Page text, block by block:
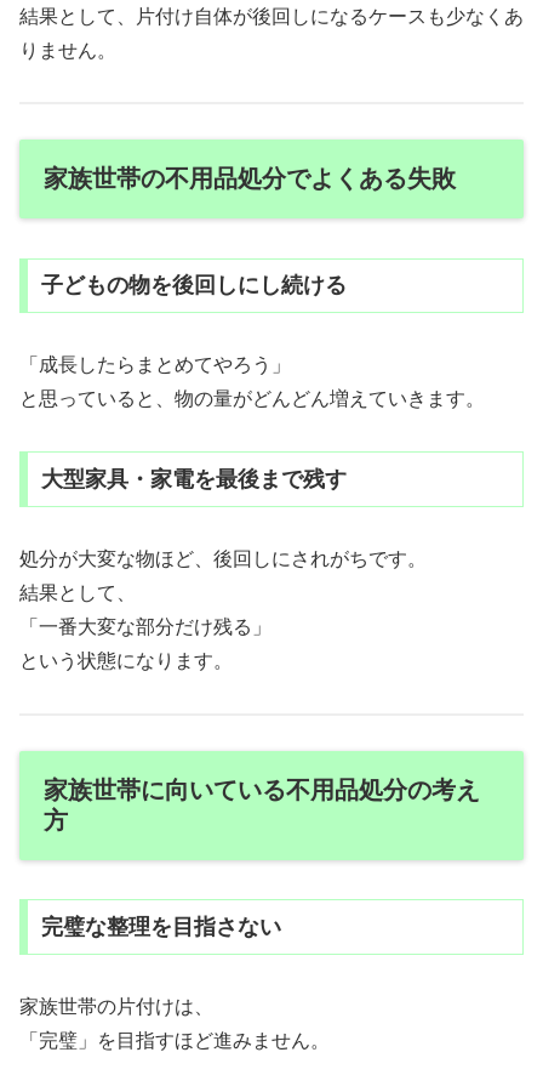
結果として、片付け自体が後回しになるケースも少なくあ
りません。
家族世帯の不用品処分でよくある失敗
子どもの物を後回しにし続ける
「成長したらまとめてやろう」
と思っていると、物の量がどんどん増えていきます。
大型家具・家電を最後まで残す
処分が大変な物ほど、後回しにされがちです。
結果として、
「一番大変な部分だけ残る」
という状態になります。
家族世帯に向いている不用品処分の考え
方
完璧な整理を目指さない
家族世帯の片付けは、
「完璧」を目指すほど進みません。